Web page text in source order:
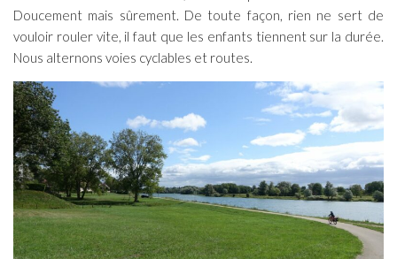
Doucement mais sûrement. De toute façon, rien ne sert de
vouloir rouler vite, il faut que les enfants tiennent sur la durée.
Nous alternons voies cyclables et routes.